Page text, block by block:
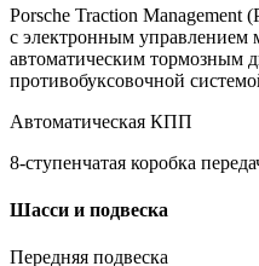
Porsche Traction
с электронным управлением
автоматическим тормозным
противобуксовочной
Автоматическая КПП
8-ступенчатая коробка
Шасси и подвеска
Передняя подвеска